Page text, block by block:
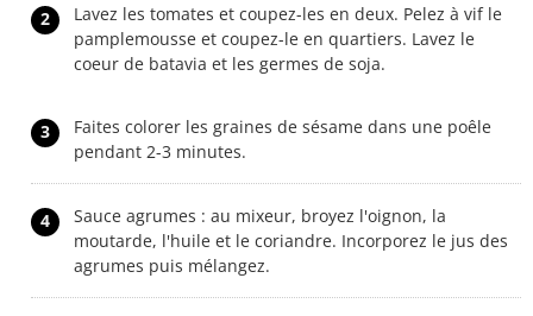
2
Lavez les tomates et coupez-les en deux. Pelez à vif le
pamplemousse et coupez-le en quartiers. Lavez le
coeur de batavia et les germes de soja.
3
Faites colorer les graines de sésame dans une poêle
pendant 2-3 minutes.
4
Sauce agrumes : au mixeur, broyez l'oignon, la
moutarde, l'huile et le coriandre. Incorporez le jus des
agrumes puis mélangez.